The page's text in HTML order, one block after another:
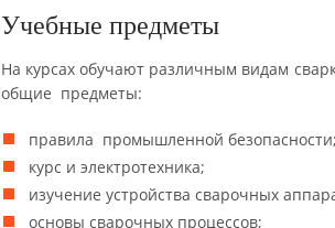
Учебные предметы
На курсах обучают различным видам
общие предметы:
правила промышленной безопасности;
курс и электротехника;
изучение устройства сварочных
основы сварочных процессов;